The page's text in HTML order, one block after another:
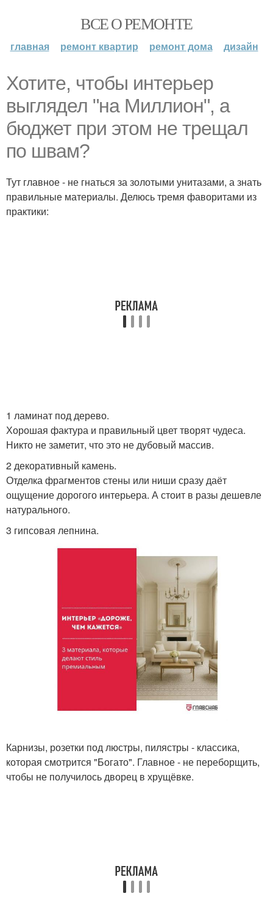
ВСЕ О РЕМОНТЕ
главная ремонт квартир ремонт дома дизайн
Хотите, чтобы интерьер
выглядел "на Миллион", а
бюджет при этом не трещал
по швам?
Тут главное - не гнаться за золотыми унитазами, а знать
правильные материалы. Делюсь тремя фаворитами из
практики:
1 ламинат под дерево.
Хорошая фактура и правильный цвет творят чудеса.
Никто не заметит, что это не дубовый массив.
2 декоративный камень.
Отделка фрагментов стены или ниши сразу даёт
ощущение дорогого интерьера. А стоит в разы дешевле
натурального.
3 гипсовая лепнина.
Карнизы, розетки под люстры, пилястры - классика,
которая смотрится "Богато". Главное - не переборщить,
чтобы не получилось дворец в хрущёвке.